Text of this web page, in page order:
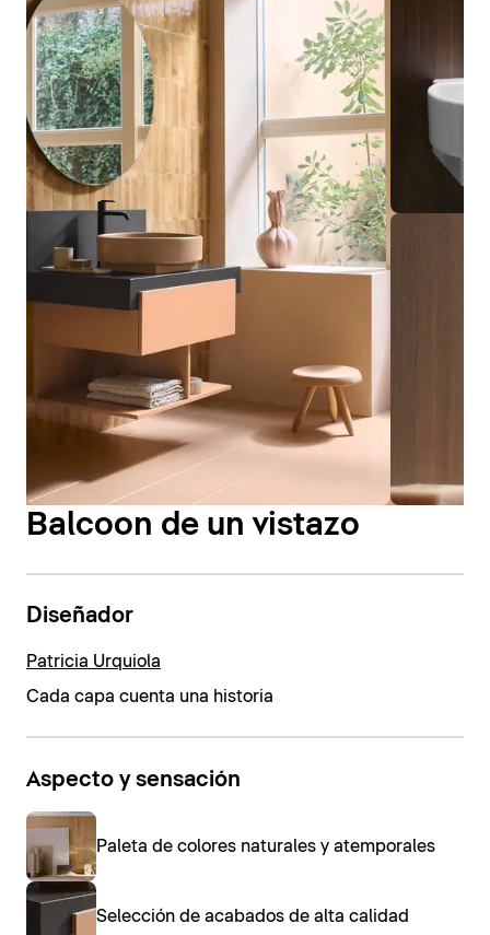
Balcoon de un vistazo
Diseñador
Patricia Urquiola
Cada capa cuenta una historia
Aspecto y sensación
Paleta de colores naturales y atemporales
Selección de acabados de alta calidad